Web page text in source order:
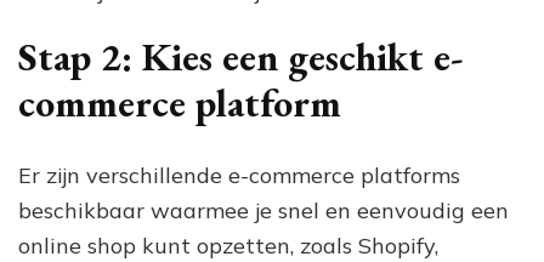
Stap 2: Kies een geschikt e-
commerce platform
Er zijn verschillende e-commerce platforms
beschikbaar waarmee je snel en eenvoudig een
online shop kunt opzetten, zoals Shopify,